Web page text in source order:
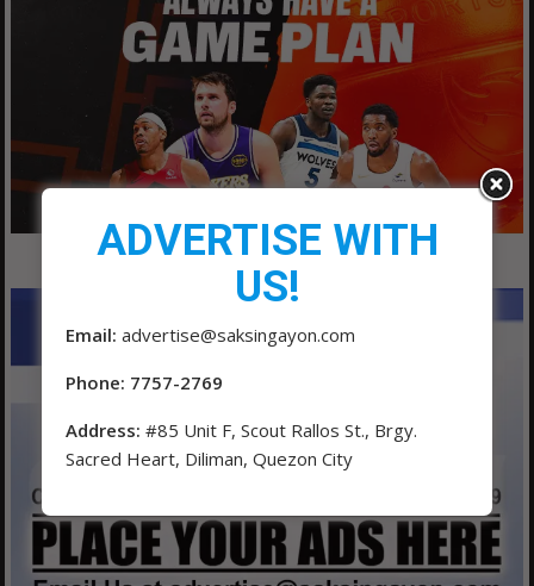
ADVERTISE WITH
US!
Email: advertise@saksingayon.com
Phone: 7757-2769
Address: #85 Unit F, Scout Rallos St., Brgy.
Sacred Heart, Diliman, Quezon City